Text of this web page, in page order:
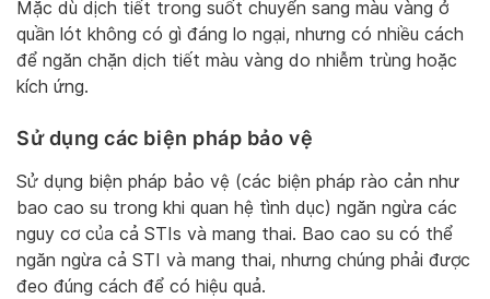
Mặc dù dịch tiết trong suốt chuyển sang màu vàng ở
quần lót không có gì đáng lo ngại, nhưng có nhiều cách
để ngăn chặn dịch tiết màu vàng do nhiễm trùng hoặc
kích ứng.
Sử dụng các biện pháp bảo vệ
Sử dụng biện pháp bảo vệ (các biện pháp rào cản như
bao cao su trong khi quan hệ tình dục) ngăn ngừa các
nguy cơ của cả STIs và mang thai. Bao cao su có thể
ngăn ngừa cả STI và mang thai, nhưng chúng phải được
đeo đúng cách để có hiệu quả.